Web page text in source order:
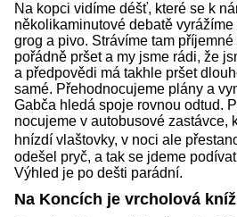
Na kopci vidíme déšť, které se k
několikaminutové debatě
grog a pivo. Strávíme tam
pořádně pršet a my jsme rádi, že
a předpovědi má takhle pršet
samé. Přehodnocujeme plány a
Gabča hledá spoje rovnou odtud.
nocujeme v autobusové zastávce,
hnízdí vlaštovky, v noci ale
odešel pryč, a tak se jdeme
Výhled je po dešti parádní.
Na Koncích je vrcholová